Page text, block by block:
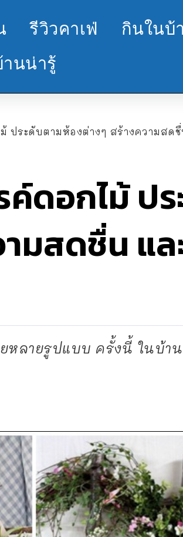
รีวิวคาเฟ่
กินในบ้
านน่ารู้
ประดับตามห้องต่างๆ สร้างความส
ค์ดอกไม้ ป
มสดชื่น แ
หลายรูปแบบ ครั้งนี้ ในบ้า